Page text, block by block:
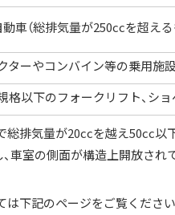
車（総排気量が250ccを超える
ターやコンバイン等の乗用施
格以下のフォークリフト、ショ
総排気量が20ccを越え50cc
車室の側面が構造上開放さ
下記のページをご覧ください